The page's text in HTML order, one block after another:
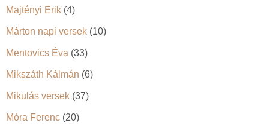
Majtényi Erik (4)
Márton napi versek (10)
Mentovics Éva (33)
Mikszáth Kálmán (6)
Mikulás versek (37)
Móra Ferenc (20)